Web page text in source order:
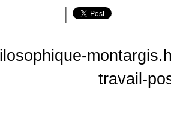
travail-